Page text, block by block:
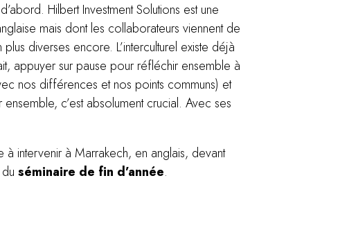
Hilbert Investment Solutions est une
mais dont les collaborateurs viennent de
plus diverses encore. L’interculturel existe déjà
appuyer sur pause pour réfléchir ensemble à
nos différences et nos points communs) et
c’est absolument crucial. Avec ses
intervenir à Marrakech, en anglais, devant
séminaire de fin d’année.